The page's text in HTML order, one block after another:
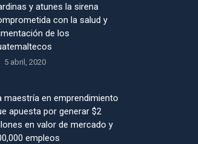
y atunes la sirena
con la salud y
de los
5 abril, 2020
maestría en emprendimiento
apuesta por generar $2
en valor de mercado y
empleos